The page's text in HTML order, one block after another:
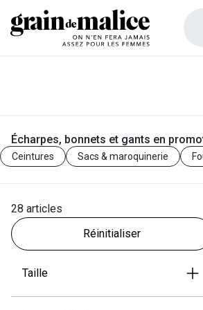
Écharpes, bonnets et gants en
Ceintures Sacs & maroquinerie
28 articles
Réinitialiser
Taille